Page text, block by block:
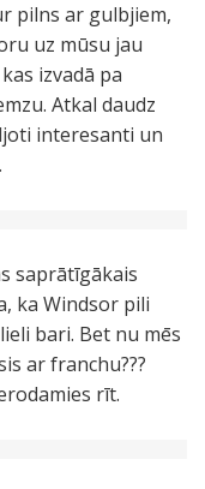
pilns ar gulbjiem,
uz mūsu jau
izvadā pa
Atkal daudz
interesanti un
saprātīgākais
ka Windsor pili
bari. Bet nu mēs
ar franchu???
rīt.